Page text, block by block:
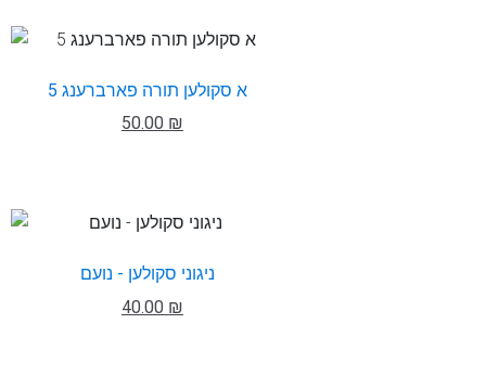
א סקולען תורה פארברענג 5
50.00 ₪
ניגוני סקולען - נועם
40.00 ₪